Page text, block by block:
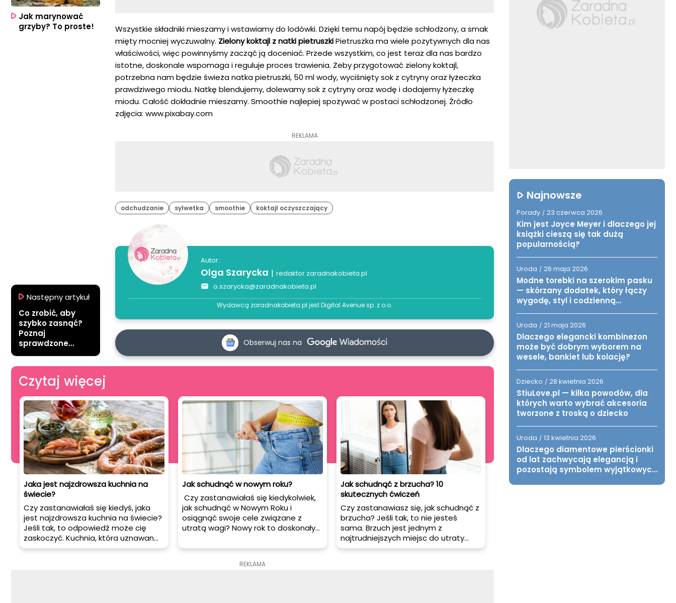
Wszystkie składniki mieszamy i wstawiamy do lodówki. Dzięki temu napój będzie schłodzony, a smak
mięty mocniej wyczuwalny. Zielony koktajl z natki pietruszkiPietruszka ma wiele pozytywnych dla nas
właściwości, więc powinnyśmy zacząć ją doceniać. Przede wszystkim, co jest teraz dla nas bardzo
istotne, doskonale wspomaga i reguluje proces trawienia. Żeby przygotować zielony koktajl,
potrzebna nam będzie świeża natka pietruszki, 50 ml wody, wyciśnięty sok z cytryny oraz łyżeczka
prawdziwego miodu. Natkę blendujemy, dolewamy sok z cytryny oraz wodę i dodajemy łyżeczkę
miodu. Całość dokładnie mieszamy. Smoothie najlepiej spożywać w postaci schłodzonej. Źródło
zdjęcia: www.pixabay.com
REKLAMA
odchudzanie sylwetka smoothie koktajl oczyszczający
Autor:
Olga Szarycka | redaktor zaradnakobieta.pl
o.szarycka@zaradnakobieta.pl
Wydawcą zaradnakobieta.pl jestDigital Avenue sp. z o.o.
Obserwuj nas na
Jak marynować
grzyby? To proste!
Następny artykuł
Co zrobić, aby
szybko zasnąć?
Poznaj
sprawdzone
Czytaj więcej
Jaka jest najzdrowsza kuchnia na
świecie?
Czy zastanawiałaś się kiedyś, jaka
jest najzdrowsza kuchnia na świecie?
Jeśli tak, to odpowiedź może cię
zaskoczyć. Kuchnia, która uznawana
jest za najzdrowszą na świecie, to
Jak schudnąć w nowym roku?
Czy zastanawiałaś się kiedykolwiek,
jak schudnąć w Nowym Roku i
osiągnąć swoje cele związane z
utratą wagi? Nowy rok to doskonały
życia i zmianę nawyków
przedstawimy Ci 10 skutecznych
Jak schudnąć z brzucha? 10
skutecznych ćwiczeń
Czy zastanawiasz się, jak schudnąć z
brzucha? Jeśli tak, to nie jesteś
sama. Brzuch jest jednym z
najtrudniejszych miejsc do utraty
zbędnej tkanki tłuszczowej. Ale nie
REKLAMA
Najnowsze
Porady / 23 czerwca 2026
Kim jest Joyce Meyer i dlaczego jej
książki cieszą się tak dużą
popularnością?
Uroda / 26 maja 2026
Modne torebki na szerokim pasku
— skórzany dodatek, który łączy
wygodę, styl i codzienną
Uroda / 21 maja 2026
Dlaczego elegancki kombinezon
może być dobrym wyborem na
wesele, bankiet lub kolację?
Dziecko / 28 kwietnia 2026
StiuLove.pl — kilka powodów, dla
których warto wybrać akcesoria
tworzone z troską o dziecko
Uroda / 13 kwietnia 2026
Dlaczego diamentowe pierścionki
od lat zachwycają elegancją i
pozostają symbolem wyjątkowych